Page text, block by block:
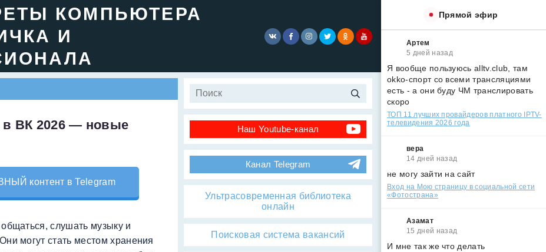
КОМПЬЮТЕРА
И
в ВК 2026 — новые
контент в Telegram
слушать музыку и
могут стать местом хранения
Наш Youtube-канал
Канал Telegram
Ультрасовременная библиотека
онлайн
Поисковая система вакансий
Прямой эфир
Артем
5 дней назад
Я вообще пользуюсь alltv.club, там
okko-спорт со всеми трансляциями
есть - а они буду ЧМ транслировать
скоро
ТОП 11 лучших провайдеров платного IPTV-
телевидения 2026 года
вера
14 дней назад
не могу зайти на сайт
Вход на Мою страницу в социальной сети
«Фотострана»
Азамат
15 дней назад
И мне так же что делать